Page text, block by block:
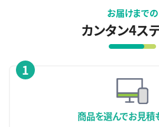
お届けまでの
カンタン4ス
1
商品を選んでお見積